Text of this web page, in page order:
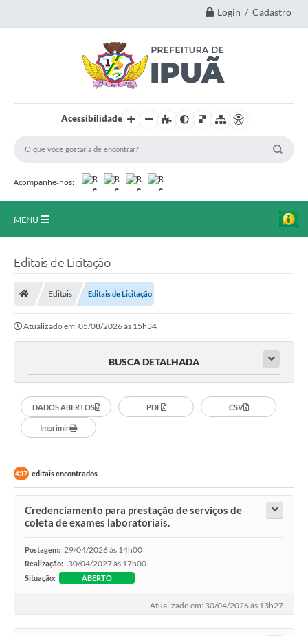
Login / Cadastro
Acessibilidade
Acompanhe-nos:
MENU
Imprensa Oficial
Ouvidoria
Carta de Serviços
Obras
Galeria de Vídeos
Diário Oficial
Projetos
Legislação
Editais de Licitação
Editais Editais de Licitação
Atualizado em: 05/08/2026 às 15h34
BUSCA DETALHADA
DADOS ABERTOS PDF CSV
Imprimir
437 editais encontrados
Credenciamento para prestação de serviços de
coleta de exames laboratoriais.
Postagem: 29/04/2026 às 14h00
Realização: 30/04/2027 às 17h00
Situação: ABERTO
Atualizado em: 30/04/2026 às 13h27